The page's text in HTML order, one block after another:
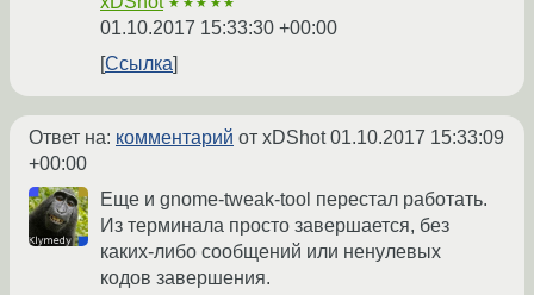
★★★★★
01.10.2017 15:33:30 +00:00
Ссылка
Ответ на: комментарий от xDShot01.10.2017 15:33:09
+00:00
Еще и gnome-tweak-tool перестал работать.
Из терминала просто завершается, без
каких-либо сообщений или ненулевых
кодов завершения.